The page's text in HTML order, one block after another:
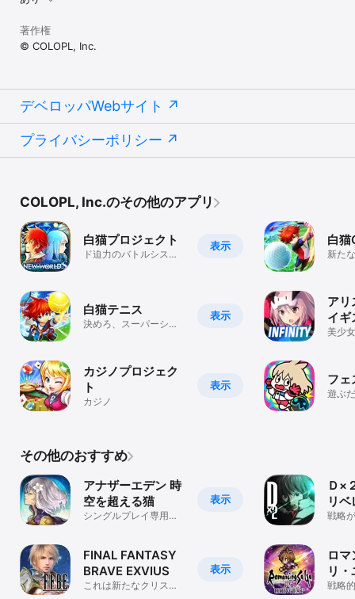
著作権
© COLOPL, Inc.
デベロッパWebサイト
プライバシーポリシー
COLOPL, Inc.のその他のアプリ
表示
白猫プロジェクト
ド迫力のバトルシステ
表示
白猫テニス
決めろ、スーパーショ
表示
カジノプロジェク
ト
カジノ
白猫
新た
アリ
イギ
美少
フェ
遊ぶ
その他のおすすめ
表示
アナザーエデン 時
空を超える猫
シングルプレイ専用
表示
FINAL FANTASY
BRAVE EXVIUS
これは新たなクリスタ
Ｄ×
リ
戦略
ロ
リ
略
戦略